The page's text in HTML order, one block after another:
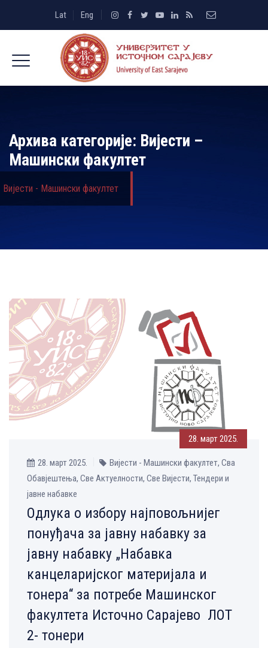
Lat Eng
Архива категорије: Вијести –
Машински факултет
Вијести - Машински факултет
28. март 2025.
28. март 2025.
Вијести - Машински факултет, Сва
Обавјештења, Све Aктуелности, Све Вијести, Тендери и
јавне набавке
Одлука о избору најповољнијег
понуђача за јавну набавку за
јавну набавку „Набавка
канцеларијског материјала и
тонера“ за потребе Машинског
факултета Источно Сарајево ЛОТ
2- тонери